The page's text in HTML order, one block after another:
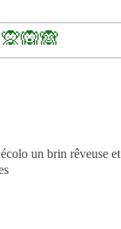
🙊🙉🙈
un brin rêveuse et